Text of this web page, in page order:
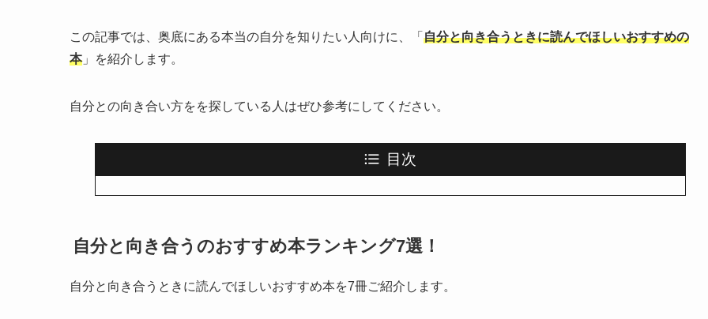
この記事では、奥底にある本当の自分を知りたい人向けに、「 自分と向き合うときに読んでほしいおすすめの
本」を紹介します。
自分との向き合い方をを探している人はぜひ参考にしてください。
目次
自分と向き合うのおすすめ本ランキング7選！
自分と向き合うときに読んでほしいおすすめ本を7冊ご紹介します。